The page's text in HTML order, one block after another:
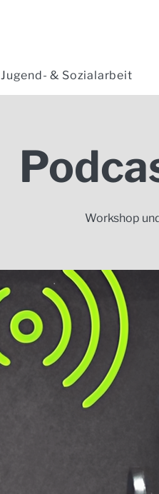
Jugend- & Sozialarbeit
Workshop